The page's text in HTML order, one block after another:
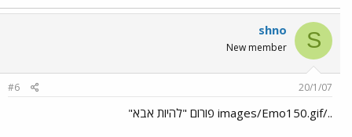
S
shno
New member
20/1/07
#6
../images/Emo150.gif פורום "להיות אבא"